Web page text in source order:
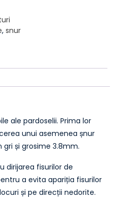
, snur
ale pardoselii. Prima lor
unui asemenea șnur
și grosime 3.8mm.
dirijarea fisurilor de
a evita apariția fisurilor
și pe direcții nedorite.